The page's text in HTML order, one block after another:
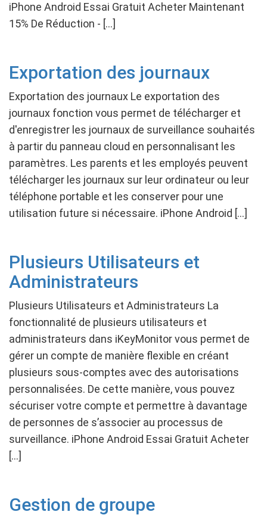
iPhone Android Essai Gratuit Acheter Maintenant
15% De Réduction - […]
Exportation des journaux
Exportation des journaux Le exportation des
journaux fonction vous permet de télécharger et
d'enregistrer les journaux de surveillance souhaités
à partir du panneau cloud en personnalisant les
paramètres. Les parents et les employés peuvent
télécharger les journaux sur leur ordinateur ou leur
téléphone portable et les conserver pour une
utilisation future si nécessaire. iPhone Android […]
Plusieurs Utilisateurs et
Administrateurs
Plusieurs Utilisateurs et Administrateurs La
fonctionnalité de plusieurs utilisateurs et
administrateurs dans iKeyMonitor vous permet de
gérer un compte de manière flexible en créant
plusieurs sous-comptes avec des autorisations
personnalisées. De cette manière, vous pouvez
sécuriser votre compte et permettre à davantage
de personnes de s’associer au processus de
surveillance. iPhone Android Essai Gratuit Acheter
[…]
Gestion de groupe